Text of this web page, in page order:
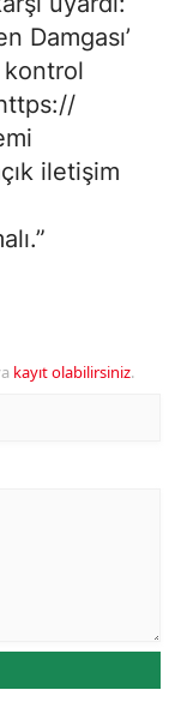
Damgası’
kontrol
iletişim
kayıt olabilirsiniz.